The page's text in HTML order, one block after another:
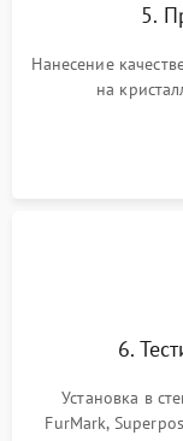
5.
Нанесение
на
питания.
6.
Установка в
FurMark,